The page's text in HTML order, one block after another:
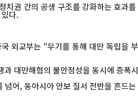
권 간의 공생 구조를 강화하는 효과
다.
외교부는 “무기를 통해 대만 독립을
대만해협의 불안정성을 동시에 증폭
어, 동아시아 안보 질서 전반을 흔드